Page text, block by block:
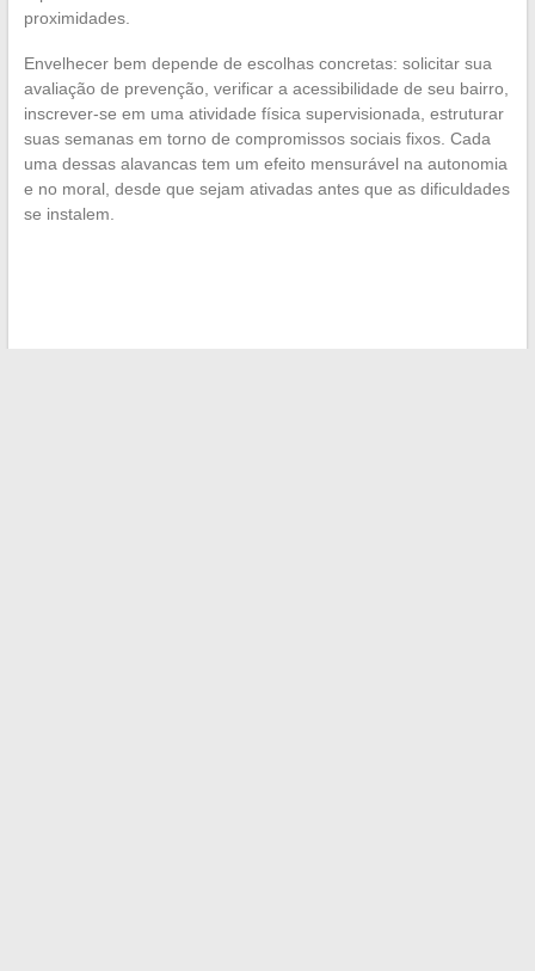
proximidades.
Envelhecer bem depende de escolhas concretas: solicitar sua
avaliação de prevenção, verificar a acessibilidade de seu bairro,
inscrever-se em uma atividade física supervisionada, estruturar
suas semanas em torno de compromissos sociais fixos. Cada
uma dessas alavancas tem um efeito mensurável na autonomia
e no moral, desde que sejam ativadas antes que as dificuldades
se instalem.